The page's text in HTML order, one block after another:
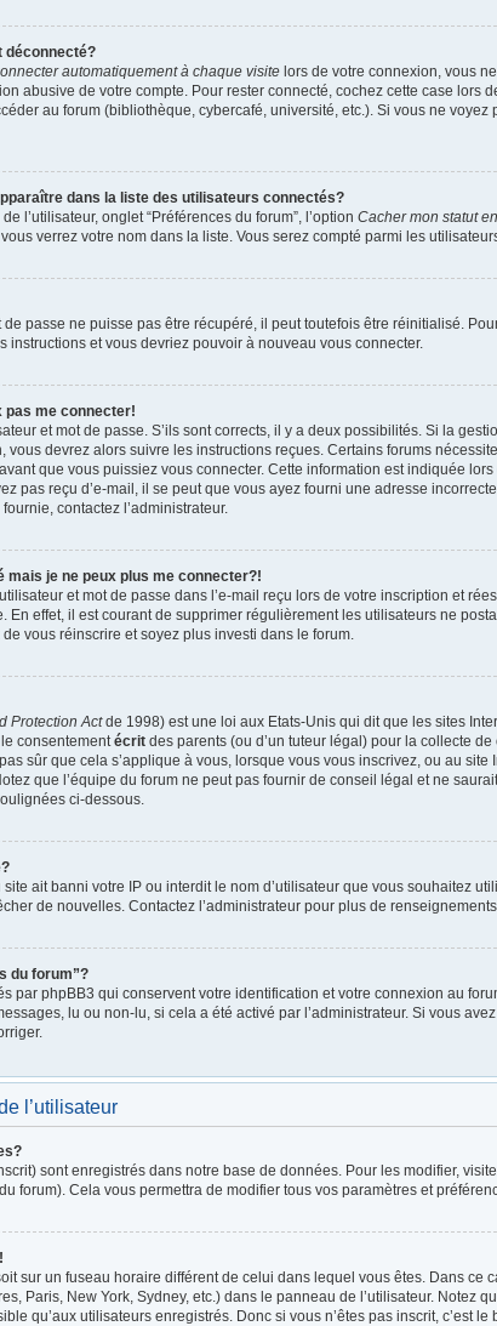
déconnecté?
automatiquement à chaque visite lors de votre connexion, vous
abusive de votre compte. Pour rester connecté, cochez cette case lors
au forum (bibliothèque, cybercafé, université, etc.). Si vous ne voyez
dans la liste des utilisateurs connectés?
l’utilisateur, onglet “Préférences du forum”, l’option Cacher mon statut
verrez votre nom dans la liste. Vous serez compté parmi les
passe ne puisse pas être récupéré, il peut toutefois être réinitialisé.
instructions et vous devriez pouvoir à nouveau vous connecter.
pas me connecter!
et mot de passe. S’ils sont corrects, il y a deux possibilités. Si la
vous devrez alors suivre les instructions reçues. Certains forums
que vous puissiez vous connecter. Cette information est indiquée
pas reçu d’e-mail, il se peut que vous ayez fourni une adresse
contactez l’administrateur.
je ne peux plus me connecter?!
et mot de passe dans l’e-mail reçu lors de votre inscription et
En effet, il est courant de supprimer régulièrement les utilisateurs ne
vous réinscrire et soyez plus investi dans le forum.
Protection Actde 1998) est une loi aux Etats-Unis qui dit que les sites
consentementécrit des parents (ou d’un tuteur légal) pour la collecte
sûr que cela s’applique à vous, lorsque vous vous inscrivez, ou au
que l’équipe du forum ne peut pas fournir de conseil légal et ne
ci-dessous.
site ait banni votre IP ou interdit le nom d’utilisateur que vous souhaitez
de nouvelles. Contactez l’administrateur pour plus de
du forum”?
par phpBB3 qui conservent votre identification et votre connexion au
lu ou non-lu, si cela a été activé par l’administrateur. Si vous
l’utilisateur
sont enregistrés dans notre base de données. Pour les modifier,
forum). Cela vous permettra de modifier tous vos paramètres et
sur un fuseau horaire différent de celui dans lequel vous êtes. Dans ce
Paris, New York, Sydney, etc.) dans le panneau de l’utilisateur. Notez
qu’aux utilisateurs enregistrés. Donc si vous n’êtes pas inscrit, c’est